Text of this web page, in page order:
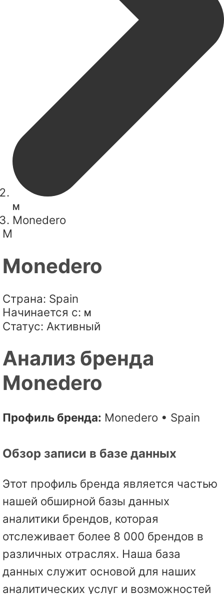
M
Monedero
M
Monedero
Страна: Spain
Начинается с: M
Статус: Активный
Анализ бренда
Monedero
Профиль бренда: Monedero • Spain
Обзор записи в базе данных
Этот профиль бренда является частью
нашей обширной базы данных
аналитики брендов, которая
отслеживает более 8 000 брендов в
различных отраслях. Наша база
данных служит основой для наших
аналитических услуг и возможностей